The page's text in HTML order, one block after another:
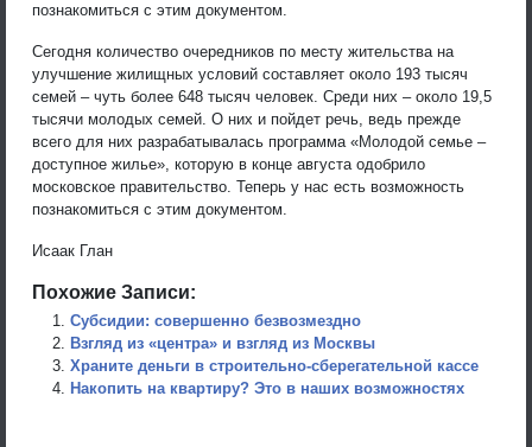
познакомиться с этим документом.
Сегодня количество очередников по месту жительства на
улучшение жилищных условий составляет около 193 тысяч
семей – чуть более 648 тысяч человек. Среди них – около 19,5
тысячи молодых семей. О них и пойдет речь, ведь прежде
всего для них разрабатывалась программа «Молодой семье –
доступное жилье», которую в конце августа одобрило
московское правительство. Теперь у нас есть возможность
познакомиться с этим документом.
Исаак Глан
Похожие Записи:
Субсидии: совершенно безвозмездно
Взгляд из «центра» и взгляд из Москвы
Храните деньги в строительно-сберегательной кассе
Накопить на квартиру? Это в наших возможностях